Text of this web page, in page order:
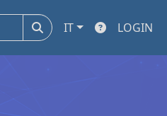
IT LOGIN